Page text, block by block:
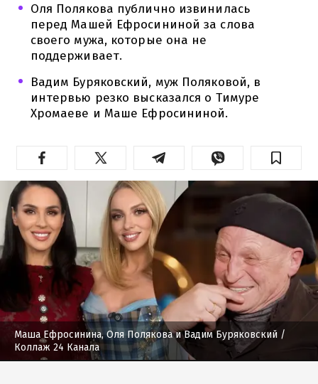
Оля Полякова публично извинилась
перед Машей Ефросининой за слова
своего мужа, которые она не
поддерживает.
Вадим Буряковский, муж Поляковой, в
интервью резко высказался о Тимуре
Хромаеве и Маше Ефросининой.
Маша Ефросинина, Оля Полякова и Вадим Буряковский /
Коллаж 24 Канала